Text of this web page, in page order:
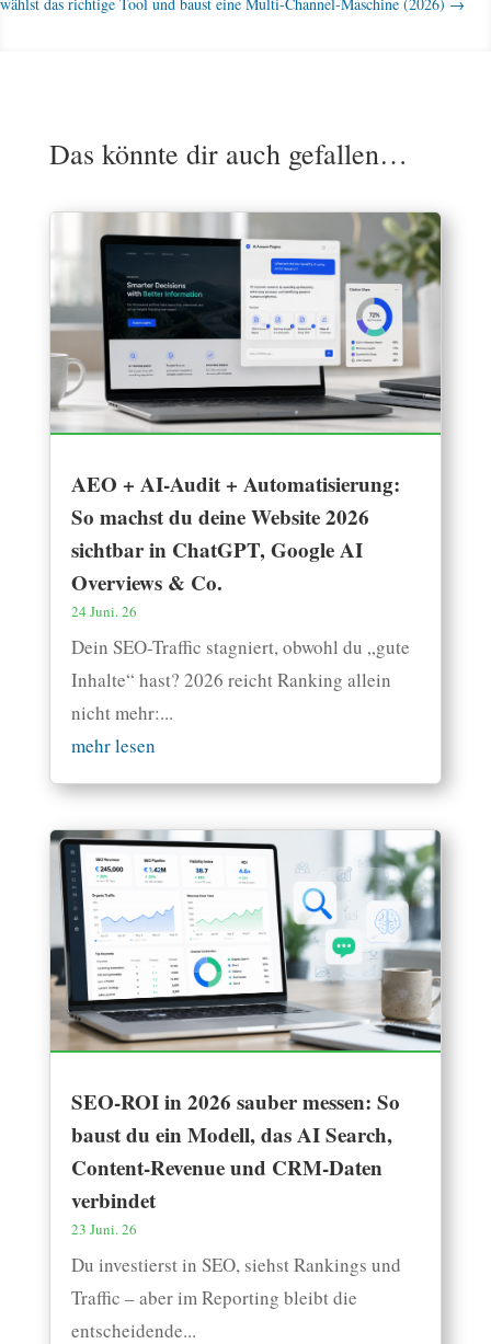
Das könnte dir auch gefallen…
AEO + AI-Audit + Automatisierung:
So machst du deine Website 2026
sichtbar in ChatGPT, Google AI
Overviews & Co.
24 Juni. 26
Dein SEO-Traffic stagniert, obwohl du „gute
Inhalte“ hast? 2026 reicht Ranking allein
nicht mehr:...
mehr lesen
SEO-ROI in 2026 sauber messen: So
baust du ein Modell, das AI Search,
Content-Revenue und CRM-Daten
verbindet
23 Juni. 26
Du investierst in SEO, siehst Rankings und
Traffic – aber im Reporting bleibt die
entscheidende...